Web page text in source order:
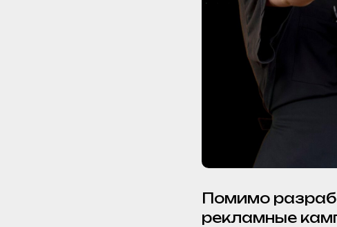
Помимо
рекламные